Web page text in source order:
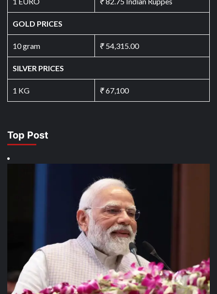
GOLD PRICES
10 gram ₹54,315.00
SILVER PRICES
1 KG ₹67,100
Top Post